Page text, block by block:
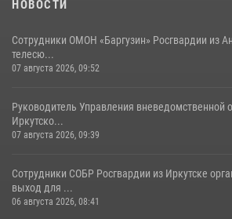
НОВОСТИ
Сотрудники ОМОН «Баргузин» Росгвардии из
телесю...
07 августа 2026, 09:52
Руководитель Управления вневедомственной
Иркутско...
07 августа 2026, 09:39
Сотрудники СОБР Росгвардии из Иркутске
выход для ...
06 августа 2026, 08:41